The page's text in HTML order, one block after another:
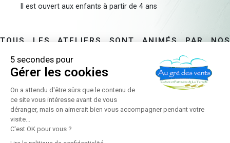
Il est ouvert aux enfants à partir de 4 ans
Tous les ateliers sont animés par nos
5 secondes pour
Gérer les cookies
On a attendu d'être sûrs que le contenu de
ce site vous intéresse avant de vous
déranger, mais on aimerait bien vous accompagner pendant votre
visite...
C'est OK pour vous ?